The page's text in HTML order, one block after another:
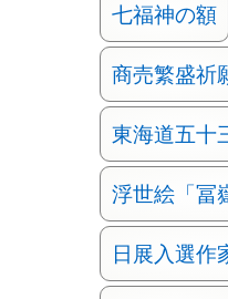
七福神の額
商売繁盛祈
東海道五十
浮世絵「冨
日展入選作